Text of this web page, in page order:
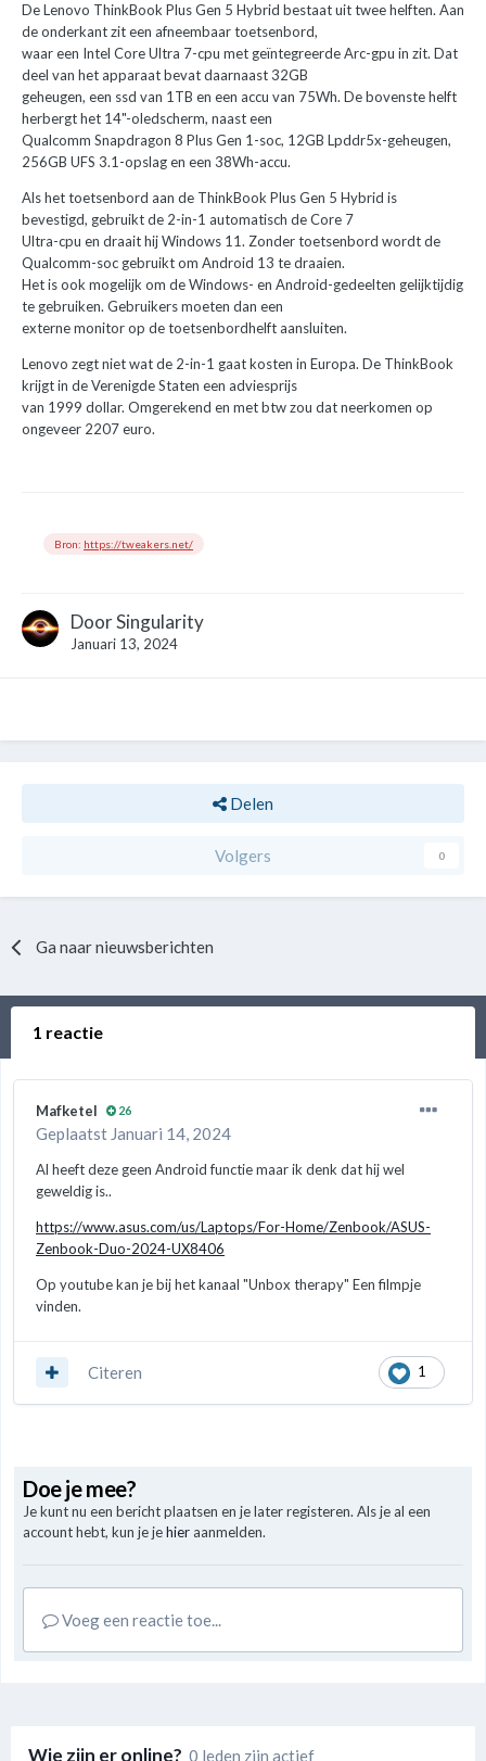
De Lenovo ThinkBook Plus Gen 5 Hybrid bestaat uit twee helften. Aan
de onderkant zit een afneembaar toetsenbord,
waar een Intel Core Ultra 7-cpu met geïntegreerde Arc-gpu in zit. Dat
deel van het apparaat bevat daarnaast 32GB
geheugen, een ssd van 1TB en een accu van 75Wh. De bovenste helft
herbergt het 14"-oledscherm, naast een
Qualcomm Snapdragon 8 Plus Gen 1-soc, 12GB Lpddr5x-geheugen,
256GB UFS 3.1-opslag en een 38Wh-accu.
Als het toetsenbord aan de ThinkBook Plus Gen 5 Hybrid is
bevestigd, gebruikt de 2-in-1 automatisch de Core 7
Ultra-cpu en draait hij Windows 11. Zonder toetsenbord wordt de
Qualcomm-soc gebruikt om Android 13 te draaien.
Het is ook mogelijk om de Windows- en Android-gedeelten gelijktijdig
te gebruiken. Gebruikers moeten dan een
externe monitor op de toetsenbordhelft aansluiten.
Lenovo zegt niet wat de 2-in-1 gaat kosten in Europa. De ThinkBook
krijgt in de Verenigde Staten een adviesprijs
van 1999 dollar. Omgerekend en met btw zou dat neerkomen op
ongeveer 2207 euro.
Bron: https://tweakers.net/
DoorSingularity
Januari 13, 2024
Delen
Volgers 0
Ga naar nieuwsberichten
1 reactie
Mafketel 26
Geplaatst Januari 14, 2024
Al heeft deze geen Android functie maar ik denk dat hij wel
geweldig is..
https://www.asus.com/us/Laptops/For-Home/Zenbook/ASUS-
Zenbook-Duo-2024-UX8406
Op youtube kan je bij het kanaal "Unbox therapy" Een filmpje
vinden.
1
Citeren
Doe je mee?
Je kunt nu een bericht plaatsen en je later registeren. Als je al een
account hebt, kun je jehier aanmelden.
Voeg een reactie toe...
Wie zijn er online? 0 leden zijn actief